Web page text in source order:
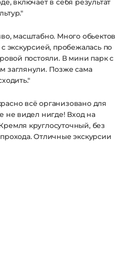
включает в себя результат
масштабно. Много обьектов
экскурсией, пробежалась по
постояли. В мини парк с
заглянули. Позже сама
всё организовано для
не видел нигде! Вход на
круглосуточный, без
Отличные экскурсии